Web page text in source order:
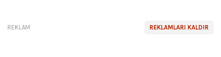
REKLAMLARI KALDIR
REKLAM